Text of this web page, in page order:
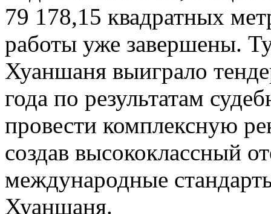
79 178,15 квадратных
работы уже завершены.
Хуаншаня выиграло
года по результатам
провести комплексную
создав высококлассный
международные
Хуаншаня.